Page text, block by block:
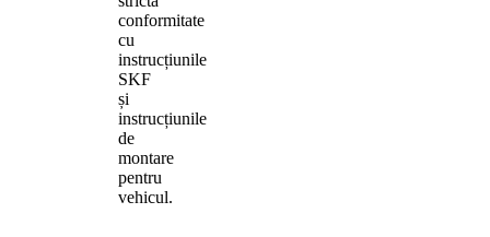
conformitate
cu
instrucțiunile
SKF
și
instrucțiunile
de
montare
pentru
vehicul.